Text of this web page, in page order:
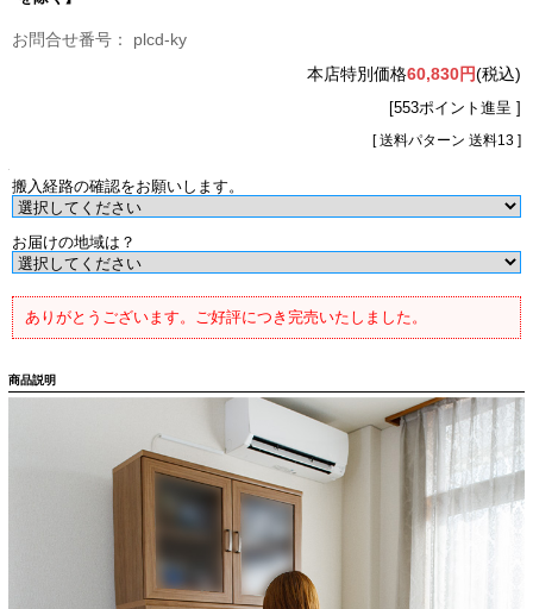
plcd-ky
本店特別価格60,830円(税込)
[553ポイント進呈 ]
[ 送料パターン 送料13 ]
搬入経路の確認をお願いします。
お届けの地域は？
ありがとうございます。ご好評につき完売いたしました。
商品説明